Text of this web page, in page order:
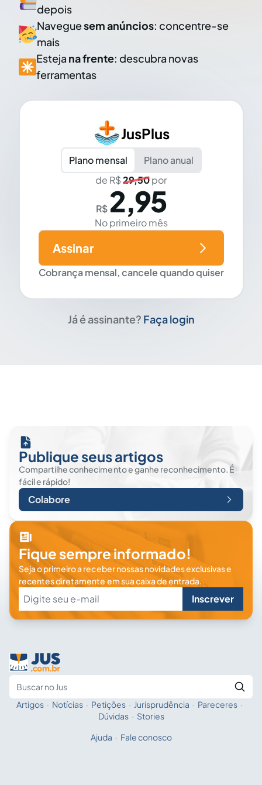
depois
Naveguesem anúncios: concentre-se
mais
Esteja na frente: descubra novas
ferramentas
JusPlus
Plano mensal
Plano anual
de R$29,50por
R$ 2,95
No primeiro mês
Cobrança mensal, cancele quando quiser
Assinar
Já é assinante? Faça login
Publique seus artigos
Compartilhe conhecimento e ganhe reconhecimento. É
fácil e rápido!
Colabore
Fique sempre informado!
Seja o primeiro a receber nossas novidades exclusivas e
recentes diretamente em sua caixa de entrada.
Inscrever
Fale com a IA
Artigos · Notícias · Petições · Jurisprudência · Pareceres ·
Dúvidas · Stories
Ajuda · Fale conosco